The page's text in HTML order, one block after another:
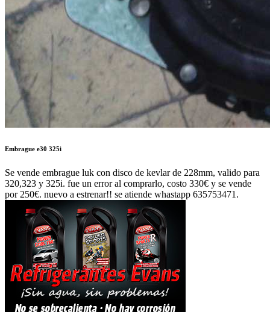
320,323 y 325i. fue un error al comprarlo, costo 330€ y se vende
por 250€. nuevo a estrenar!! se atiende whastapp 635753471.